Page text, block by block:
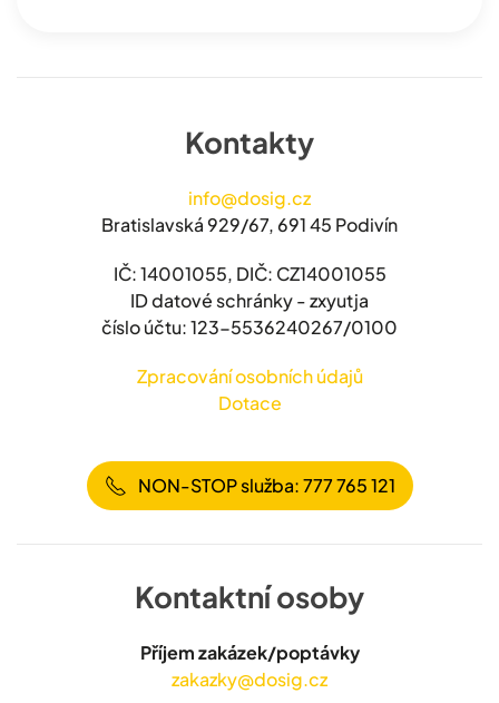
Kontakty
info@dosig.cz
Bratislavská 929/67, 691 45 Podivín
IČ: 14001055, DIČ: CZ14001055
ID datové schránky - zxyutja
číslo účtu: 123-5536240267/0100
Zpracování osobních údajů
Dotace
NON-STOP služba: 777 765 121
Kontaktní osoby
Příjem zakázek/poptávky
zakazky@dosig.cz